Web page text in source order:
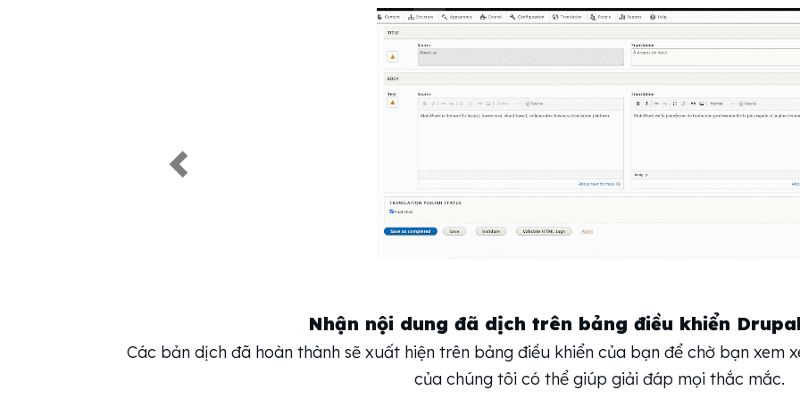
Nhận nội dung đã dịch trên bảng điều khiển
Các bản dịch đã hoàn thành sẽ xuất hiện trên bảng điều khiển của bạn để chờ bạn
của chúng tôi có thể giúp giải đáp mọi thắc mắc.
Previous